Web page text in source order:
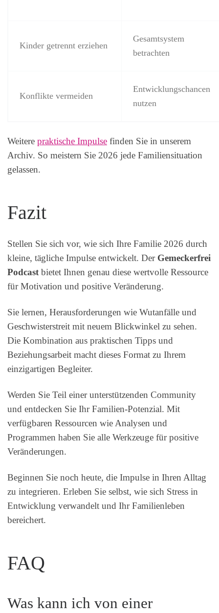
Kinder getrennt erziehen
Gesamtsystem
betrachten
Konflikte vermeiden
Entwicklungschancen
nutzen
Weitere praktische Impulse finden Sie in unserem
Archiv. So meistern Sie 2026 jede Familiensituation
gelassen.
Fazit
Stellen Sie sich vor, wie sich Ihre Familie 2026 durch
kleine, tägliche Impulse entwickelt. Der Gemeckerfrei
Podcast bietet Ihnen genau diese wertvolle Ressource
für Motivation und positive Veränderung.
Sie lernen, Herausforderungen wie Wutanfälle und
Geschwisterstreit mit neuem Blickwinkel zu sehen.
Die Kombination aus praktischen Tipps und
Beziehungsarbeit macht dieses Format zu Ihrem
einzigartigen Begleiter.
Werden Sie Teil einer unterstützenden Community
und entdecken Sie Ihr Familien-Potenzial. Mit
verfügbaren Ressourcen wie Analysen und
Programmen haben Sie alle Werkzeuge für positive
Veränderungen.
Beginnen Sie noch heute, die Impulse in Ihren Alltag
zu integrieren. Erleben Sie selbst, wie sich Stress in
Entwicklung verwandelt und Ihr Familienleben
bereichert.
FAQ
Was kann ich von einer